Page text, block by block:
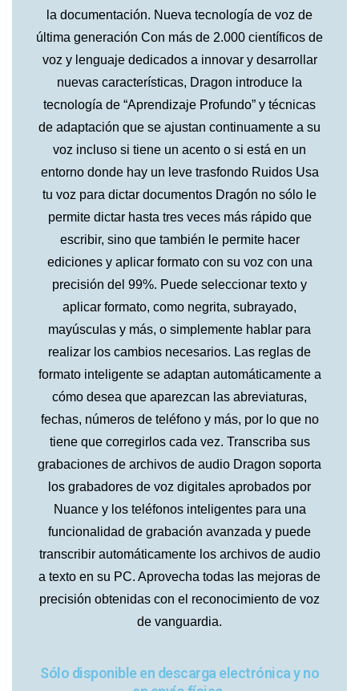
la documentación. Nueva tecnología de voz de
última generación Con más de 2.000 científicos de
voz y lenguaje dedicados a innovar y desarrollar
nuevas características, Dragon introduce la
tecnología de “Aprendizaje Profundo” y técnicas
de adaptación que se ajustan continuamente a su
voz incluso si tiene un acento o si está en un
entorno donde hay un leve trasfondo Ruidos Usa
tu voz para dictar documentos Dragón no sólo le
permite dictar hasta tres veces más rápido que
escribir, sino que también le permite hacer
ediciones y aplicar formato con su voz con una
precisión del 99%. Puede seleccionar texto y
aplicar formato, como negrita, subrayado,
mayúsculas y más, o simplemente hablar para
realizar los cambios necesarios. Las reglas de
formato inteligente se adaptan automáticamente a
cómo desea que aparezcan las abreviaturas,
fechas, números de teléfono y más, por lo que no
tiene que corregirlos cada vez. Transcriba sus
grabaciones de archivos de audio Dragon soporta
los grabadores de voz digitales aprobados por
Nuance y los teléfonos inteligentes para una
funcionalidad de grabación avanzada y puede
transcribir automáticamente los archivos de audio
a texto en su PC. Aprovecha todas las mejoras de
precisión obtenidas con el reconocimiento de voz
de vanguardia.
Sólo disponible en descarga electrónica y no